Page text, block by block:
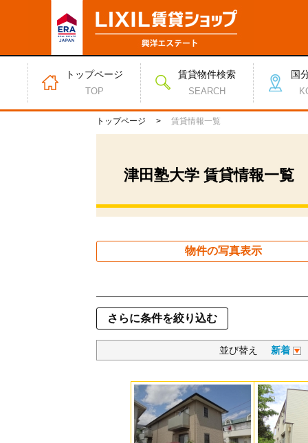
トップページ
TOP
賃貸物件検索
SEARCH
国
トップページ 賃貸情報一覧
津田塾大学 賃貸情報一覧
物件の写真表示
さらに条件を絞り込む
並び替え 新着